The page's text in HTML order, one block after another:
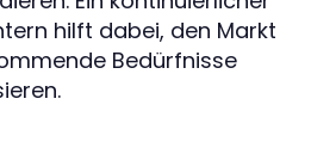
hilft dabei, den Markt
Bedürfnisse